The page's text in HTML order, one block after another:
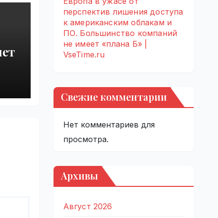
перспектив лишения доступа
к американским облакам и
ПО. Большинство компаний
не имеет «плана Б» |
VseTime.ru
Свежие комментарии
Нет комментариев для
просмотра.
Архивы
Август 2026